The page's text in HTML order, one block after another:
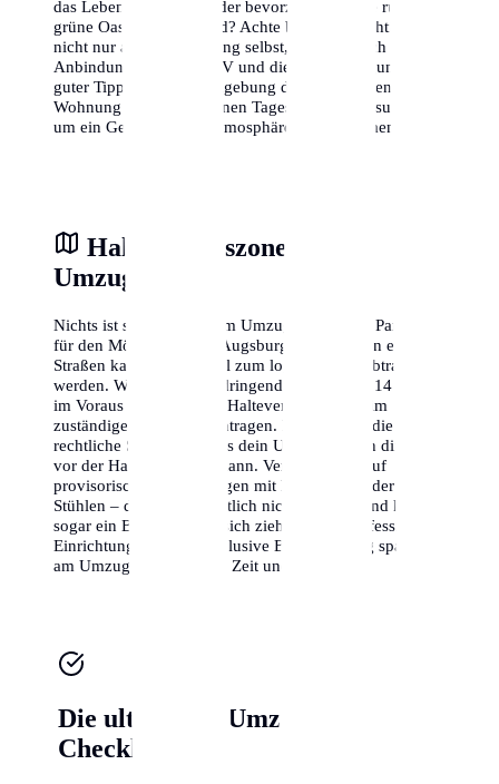
das Leben nie schläft, oder bevorzugst du eine ruhige,
grüne Oase am Stadtrand? Achte bei der Besichtigung
nicht nur auf die Wohnung selbst, sondern auch auf die
Anbindung an den ÖPNV und die Nahversorgung. Ein
guter Tipp ist es, die Umgebung der potenziellen neuen
Wohnung zu verschiedenen Tageszeiten zu besuchen,
um ein Gefühl für die Atmosphäre zu bekommen.
Halteverbotszone am
Umzugstag
Nichts ist stressiger als am Umzugstag keinen Parkplatz
für den Möbelwagen in Augsburg zu finden. In engen
Straßen kann dies schnell zum logistischen Albtraum
werden. Wir empfehlen dringend, mindestens 14 Tage
im Voraus eine offizielle Halteverbotszone beim
zuständigen Amt zu beantragen. Dies gibt dir die
rechtliche Sicherheit, dass dein Umzugswagen direkt
vor der Haustür parken kann. Vertraue nicht auf
provisorische Absperrungen mit Flatterband oder
Stühlen – diese sind rechtlich nicht bindend und können
sogar ein Bußgeld nach sich ziehen. Eine professionelle
Einrichtung der Zone inklusive Beschilderung spart dir
am Umzugstag wertvolle Zeit und Nerven.
Die ultimative Umzugs-
Checkliste